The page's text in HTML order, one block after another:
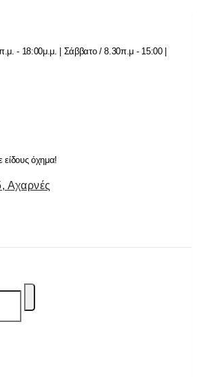
- 18:00μ.μ. | Σάββατο / 8.30π.μ - 15:00 |
είδους όχημα!
Αχαρνές